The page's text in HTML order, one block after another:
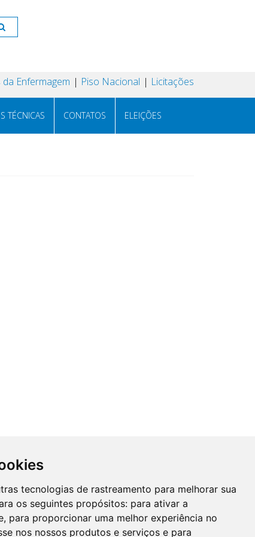
tecnologias de rastreamento para melhorar sua
os seguintes propósitos: para ativar a
, para proporcionar uma melhor experiência no
nos nossos produtos e serviços e para
Enfermagem Piso Nacional Licitações
TÉCNICAS CONTATOS ELEIÇÕES